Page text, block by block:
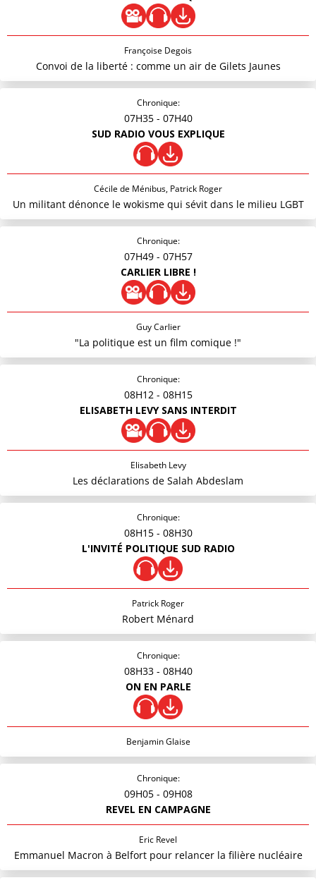
Françoise Degois
Convoi de la liberté : comme un air de Gilets Jaunes
Chronique:
07H35 - 07H40
SUD RADIO VOUS EXPLIQUE
Cécile de Ménibus, Patrick Roger
Un militant dénonce le wokisme qui sévit dans le milieu LGBT
Chronique:
07H49 - 07H57
CARLIER LIBRE !
Guy Carlier
"La politique est un film comique !"
Chronique:
08H12 - 08H15
ELISABETH LEVY SANS INTERDIT
Elisabeth Levy
Les déclarations de Salah Abdeslam
Chronique:
08H15 - 08H30
L'INVITÉ POLITIQUE SUD RADIO
Patrick Roger
Robert Ménard
Chronique:
08H33 - 08H40
ON EN PARLE
Benjamin Glaise
Chronique:
09H05 - 09H08
REVEL EN CAMPAGNE
Eric Revel
Emmanuel Macron à Belfort pour relancer la filière nucléaire